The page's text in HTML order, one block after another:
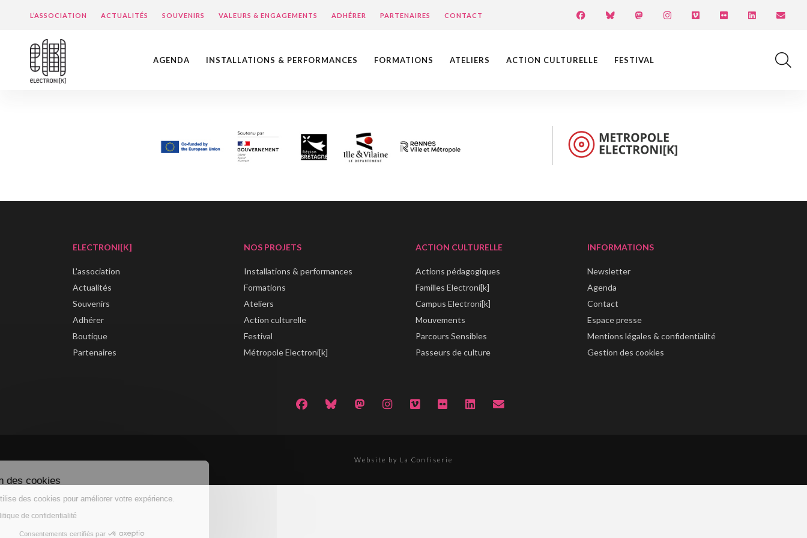
L’ASSOCIATION ACTUALITÉS SOUVENIRS VALEURS & ENGAGEMENTS ADHÉRER PARTENAIRES CONTACT
AGENDA INSTALLATIONS & PERFORMANCES FORMATIONS ATELIERS ACTION CULTURELLE FESTIVAL
ELECTRONI[K]
L'association
Actualités
Souvenirs
Adhérer
Boutique
Partenaires
NOS PROJETS
Installations & performances
Formations
Ateliers
Action culturelle
Festival
Métropole Electroni[k]
ACTION CULTURELLE
Actions pédagogiques
Familles Electroni[k]
Campus Electroni[k]
Mouvements
Parcours Sensibles
Passeurs de culture
INFORMATIONS
Newsletter
Agenda
Contact
Espace presse
Mentions légales & confidentialité
Gestion des cookies
Website by La Confiserie
Gestion des cookies
Ce site utilise des cookies pour améliorer votre expérience.
Lire la politique de confidentialité
Consentements certifiés par